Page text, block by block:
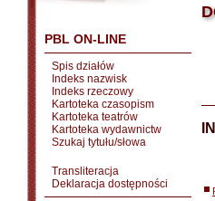
PBL ON-LINE
Spis działów
Indeks nazwisk
Indeks rzeczowy
Kartoteka czasopism
Kartoteka teatrów
Kartoteka wydawnictw
Szukaj tytułu/słowa
Transliteracja
Deklaracja dostępności